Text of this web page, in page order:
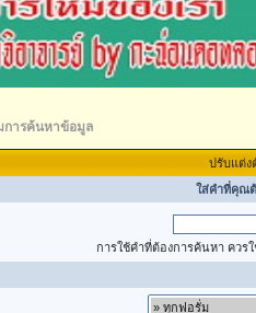
การค้นหาข้อมูล
ปรับแต่ง
ใส่คำที่คุณ
การใช้คำที่ต้องการค้นหา ควร